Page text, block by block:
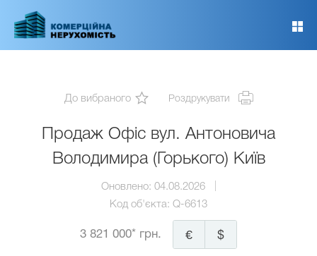
основного
До вибраного Роздрукувати
Продаж Офіс вул. Антоновича
Володимира (Горького) Київ
Оновлено: 04.08.2026
Код об'єкта: Q-6613
3 821 000* грн. $
€